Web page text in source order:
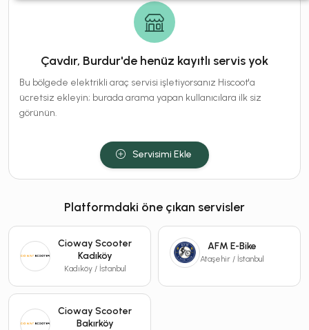
Çavdır, Burdur'de henüz kayıtlı servis yok
Bu bölgede elektrikli araç servisi işletiyorsanız Hiscoot'a
ücretsiz ekleyin; burada arama yapan kullanıcılara ilk siz
görünün.
Servisimi Ekle
Platformdaki öne çıkan servisler
Cioway Scooter
Kadıköy
Kadıköy / İstanbul
AFM E-Bike
Ataşehir / İstanbul
Cioway Scooter
Bakırköy